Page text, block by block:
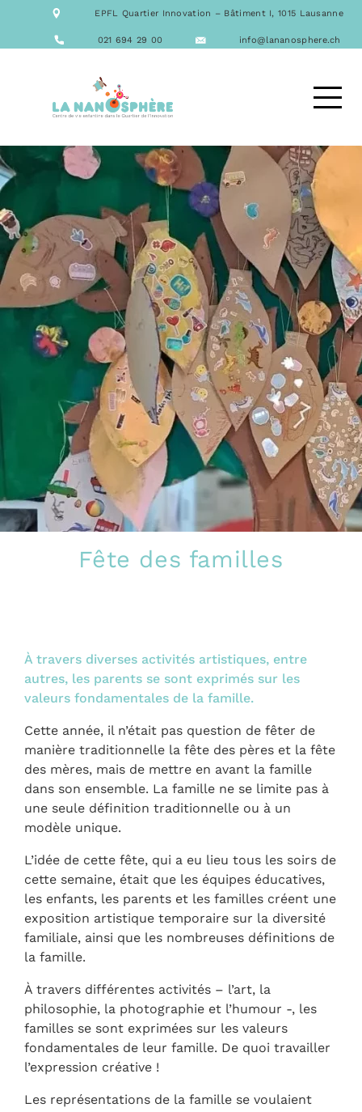
EPFL Quartier Innovation – Bâtiment I, 1015 Lausanne
021 694 29 00 info@lananosphere.ch
ACTIVITÉS
DEMANDE D’ACCUEIL
Fête des familles
À travers diverses activités artistiques, entre
autres, les parents se sont exprimés sur les
valeurs fondamentales de la famille.
Cette année, il n’était pas question de fêter de
manière traditionnelle la fête des pères et la fête
des mères, mais de mettre en avant la famille
dans son ensemble. La famille ne se limite pas à
une seule définition traditionnelle ou à un
modèle unique.
L’idée de cette fête, qui a eu lieu tous les soirs de
cette semaine, était que les équipes éducatives,
les enfants, les parents et les familles créent une
exposition artistique temporaire sur la diversité
familiale, ainsi que les nombreuses définitions de
la famille.
À travers différentes activités – l’art, la
philosophie, la photographie et l’humour -, les
familles se sont exprimées sur les valeurs
fondamentales de leur famille. De quoi travailler
l’expression créative !
Les représentations de la famille se voulaient